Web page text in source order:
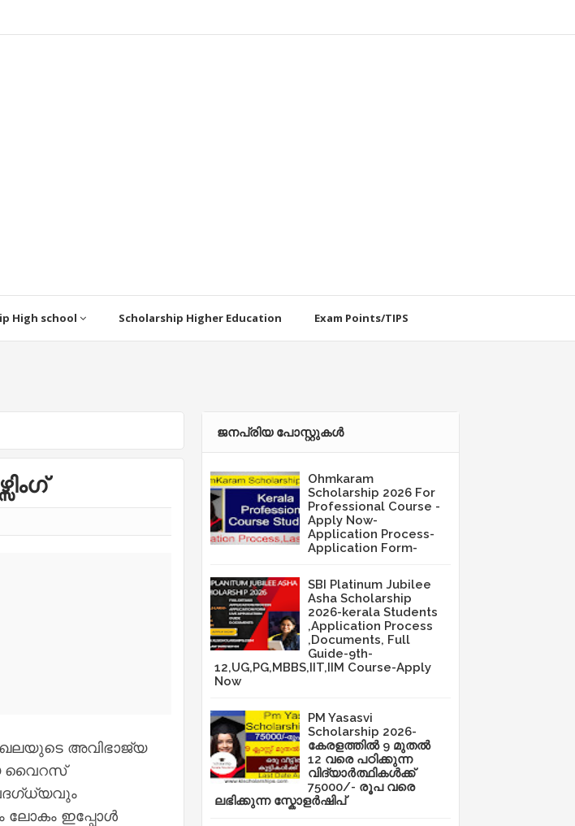
High school Scholarship Higher Education Exam Points/TIPS
അവിഭാജ്യ
വൈറസ്
ലോകം ഇപ്പോൾ
ജനപ്രിയ പോസ്റ്റുകള്‍‌
Ohmkaram
Scholarship 2026 For
Professional Course -
Apply Now-
Application Process-
Application Form-
SBI Platinum Jubilee
Asha Scholarship
2026-kerala Students
,Application Process
,Documents, Full
Guide-9th-
12,UG,PG,MBBS,IIT,IIM Course-Apply
Now
PM Yasasvi
Scholarship 2026-
കേരളത്തിൽ 9 മുതൽ
12 വരെ പഠിക്കുന്ന
വിദ്യാർത്ഥികൾക്ക്
75000/- രൂപ വരെ
ലഭിക്കുന്ന സ്കോളർഷിപ്